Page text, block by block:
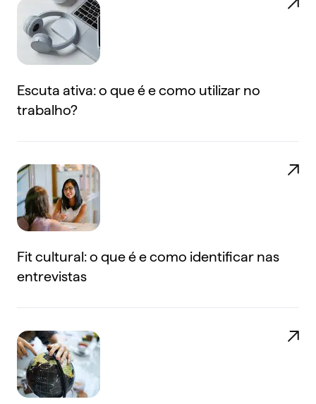
Escuta ativa: o que é e como utilizar no
trabalho?
Fit cultural: o que é e como identificar nas
entrevistas